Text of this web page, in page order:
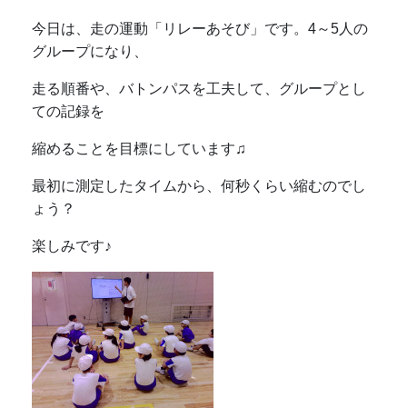
今日は、走の運動「リレーあそび」です。4～5人の
グループになり、
走る順番や、バトンパスを工夫して、グループとし
ての記録を
縮めることを目標にしています♫
最初に測定したタイムから、何秒くらい縮むのでし
ょう？
楽しみです♪